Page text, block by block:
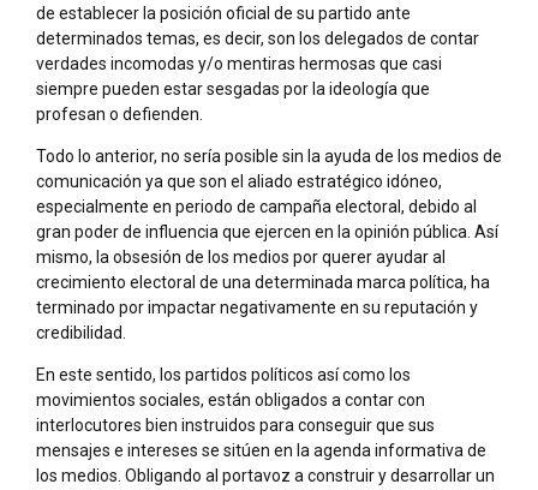
de establecer la posición oficial de su partido ante
determinados temas, es decir, son los delegados de contar
verdades incomodas y/o mentiras hermosas que casi
siempre pueden estar sesgadas por la ideología que
profesan o defienden.
Todo lo anterior, no sería posible sin la ayuda de los medios de
comunicación ya que son el aliado estratégico idóneo,
especialmente en periodo de campaña electoral, debido al
gran poder de influencia que ejercen en la opinión pública. Así
mismo, la obsesión de los medios por querer ayudar al
crecimiento electoral de una determinada marca política, ha
terminado por impactar negativamente en su reputación y
credibilidad.
En este sentido, los partidos políticos así como los
movimientos sociales, están obligados a contar con
interlocutores bien instruidos para conseguir que sus
mensajes e intereses se sitúen en la agenda informativa de
los medios. Obligando al portavoz a construir y desarrollar un